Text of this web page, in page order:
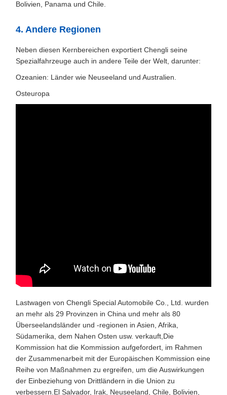
Bolivien, Panama und Chile.
4. Andere Regionen
Neben diesen Kernbereichen exportiert Chengli seine
Spezialfahrzeuge auch in andere Teile der Welt, darunter:
Ozeanien: Länder wie Neuseeland und Australien.
Osteuropa
Lastwagen von Chengli Special Automobile Co., Ltd. wurden
an mehr als 29 Provinzen in China und mehr als 80
Überseelandsländer und -regionen in Asien, Afrika,
Südamerika, dem Nahen Osten usw. verkauft,Die
Kommission hat die Kommission aufgefordert, im Rahmen
der Zusammenarbeit mit der Europäischen Kommission eine
Reihe von Maßnahmen zu ergreifen, um die Auswirkungen
der Einbeziehung von Drittländern in die Union zu
verbessern.El Salvador, Irak, Neuseeland, Chile, Bolivien,